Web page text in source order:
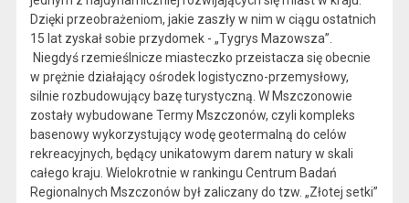
Dzięki przeobrażeniom, jakie zaszły w nim w ciągu ostatnich
15 lat zyskał sobie przydomek - „Tygrys Mazowsza”.
Niegdyś rzemieślnicze miasteczko przeistacza się obecnie
w prężnie działający ośrodek logistyczno-przemysłowy,
silnie rozbudowujący bazę turystyczną. W Mszczonowie
zostały wybudowane Termy Mszczonów, czyli kompleks
basenowy wykorzystujący wodę geotermalną do celów
rekreacyjnych, będący unikatowym darem natury w skali
całego kraju. Wielokrotnie w rankingu Centrum Badań
Regionalnych Mszczonów był zaliczany do tzw. „Złotej setki”